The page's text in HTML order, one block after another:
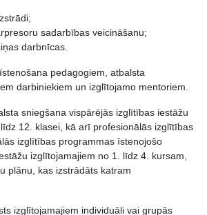
sadarbības veicināšanu;
darbnīcas.
pedagogiem, atbalsta
darbiniekiem un izglītojamo mentoriem.
sniegšana vispārējās izglītības iestāžu
12. klasei, kā arī profesionālās izglītības
izglītības programmas īstenojošo
izglītojamajiem no 1. līdz 4. kursam,
plānu, kas izstrādāts katram
izglītojamajiem individuāli vai grupās